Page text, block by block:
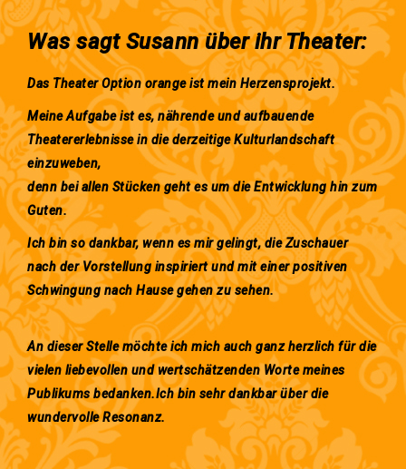
Was sagt Susann über ihr Theater:
Das Theater Option orange ist mein Herzensprojekt.
Meine Aufgabe ist es, nährende und aufbauende
Theatererlebnisse in die derzeitige Kulturlandschaft
einzuweben,
denn bei allen Stücken geht es um die Entwicklung hin zum
Guten.
Ich bin so dankbar, wenn es mir gelingt, die Zuschauer
nach der Vorstellung inspiriert und mit einer positiven
Schwingung nach Hause gehen zu sehen.
An dieser Stelle möchte ich mich auch ganz herzlich für die
vielen liebevollen und wertschätzenden Worte meines
Publikums bedanken.Ich bin sehr dankbar über die
wundervolle Resonanz.